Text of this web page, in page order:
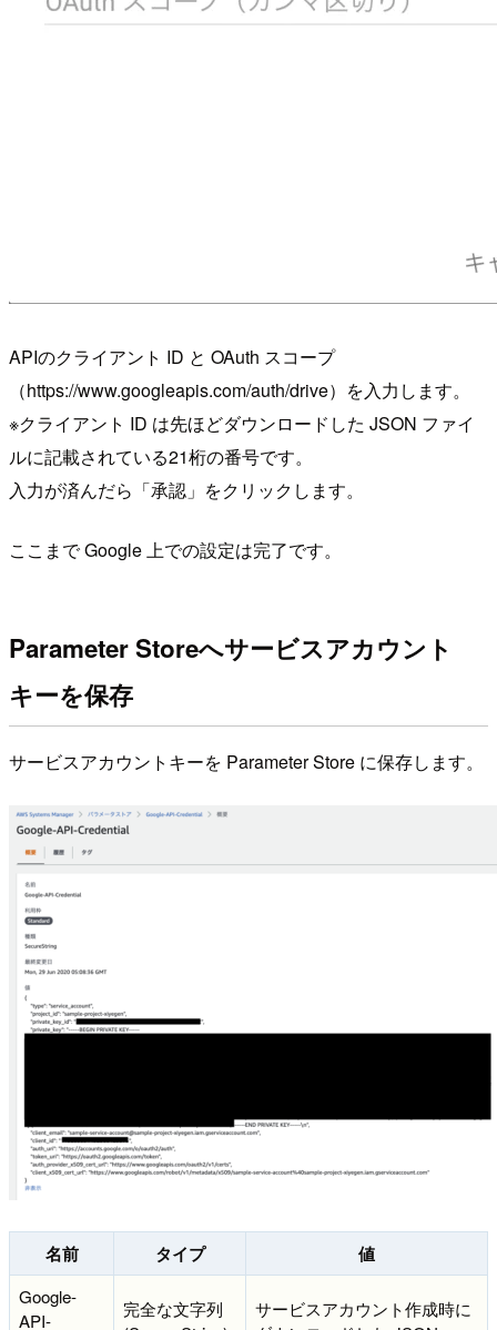
APIのクライアント ID と OAuth スコープ
（https://www.googleapis.com/auth/drive）を入力します。
※クライアント ID は先ほどダウンロードした JSON ファイ
ルに記載されている21桁の番号です。
入力が済んだら「承認」をクリックします。
ここまで Google 上での設定は完了です。
Parameter Storeへサービスアカウント
キーを保存
サービスアカウントキーを Parameter Store に保存します。
名前 タイプ 値
Google-
API-
完全な文字列
サービスアカウント作成時に